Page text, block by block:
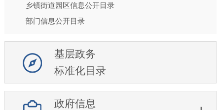
乡镇街道园区信息公开目录
部门信息公开目录
基层政务
标准化目录
政府信息